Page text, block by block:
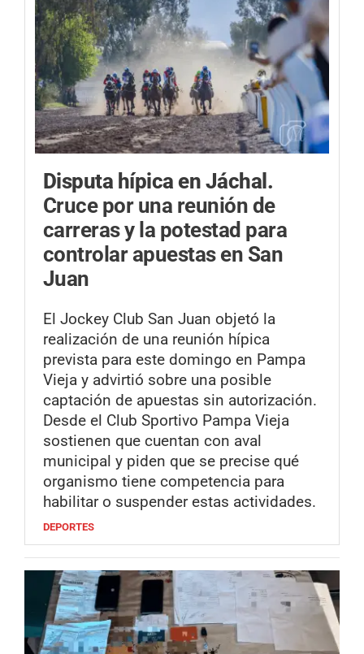
Disputa hípica en Jáchal.
Cruce por una reunión de
carreras y la potestad para
controlar apuestas en San
Juan
El Jockey Club San Juan objetó la
realización de una reunión hípica
prevista para este domingo en Pampa
Vieja y advirtió sobre una posible
captación de apuestas sin autorización.
Desde el Club Sportivo Pampa Vieja
sostienen que cuentan con aval
municipal y piden que se precise qué
organismo tiene competencia para
habilitar o suspender estas actividades.
DEPORTES